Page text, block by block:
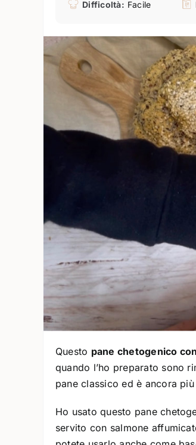
Difficoltà: Facile
Questo pane chetogenico
quando l’ho preparato sono
pane classico ed è ancora
Ho usato questo pane
servito con salmone